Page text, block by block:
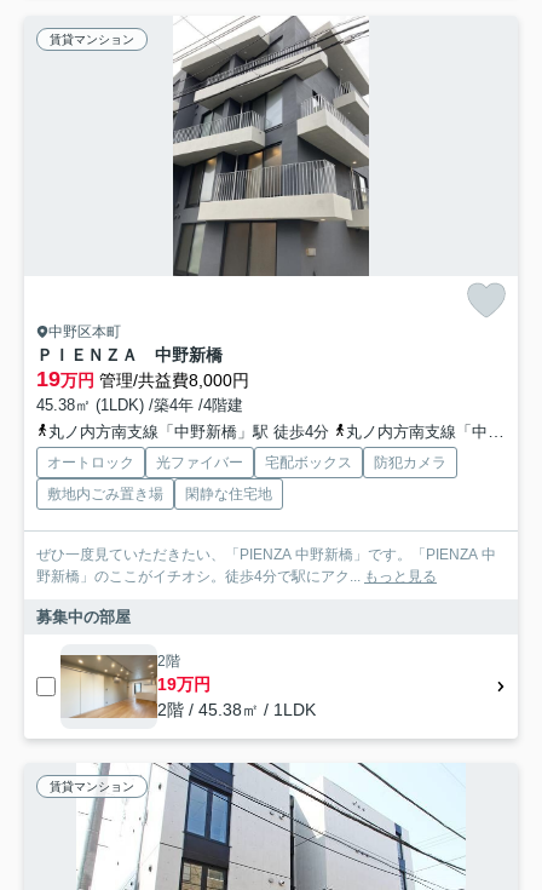
賃貸マンション
中野区本町
ＰＩＥＮＺＡ 中野新橋
19万円 管理/共益費8,000円
45.38㎡ (1LDK) /築4年 /4階建
丸ノ内方南支線「中野新橋」駅 徒歩4分
丸ノ内方南支線「中野富士見町」駅 徒歩12分
オートロック 光ファイバー 宅配ボックス
防犯カメラ
敷地内ごみ置き場
閑静な住宅地
ぜひ一度見ていただきたい、「PIENZA 中野新橋」です。「PIENZA 中
野新橋」のここがイチオシ。徒歩4分で駅にアク... もっと見る
募集中の部屋
2階
19万円
2階 / 45.38㎡ / 1LDK
賃貸マンション